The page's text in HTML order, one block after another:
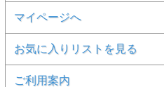
マイページへ
お気に入りリストを見る
ご利用案内